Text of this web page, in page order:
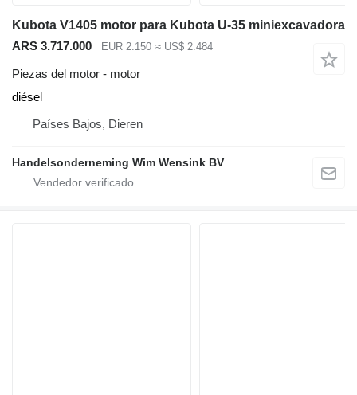
Kubota V1405 motor para Kubota U-35 miniexcavadora
ARS 3.717.000
EUR 2.150 ≈ US$ 2.484
Piezas del motor - motor
diésel
Países Bajos, Dieren
Handelsonderneming Wim Wensink BV